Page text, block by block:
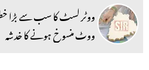
ووٹ منسوخ ہونے کا خدشہ